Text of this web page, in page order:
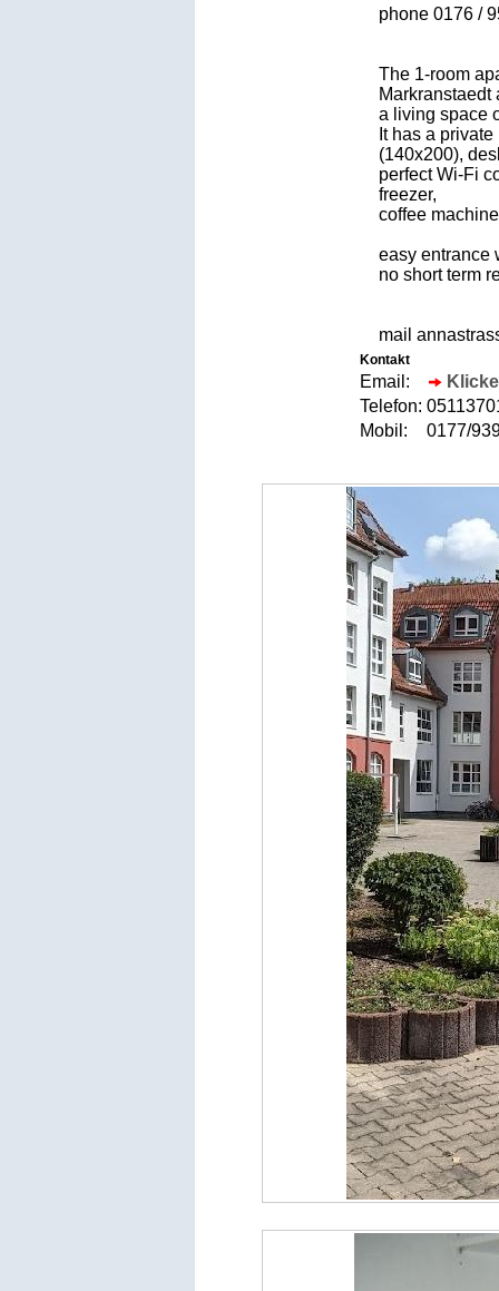
phone 0176 /
The 1-room
Markranstaedt
a living space
It has a
(140x200),
perfect Wi-Fi
freezer,
coffee
easy entrance
no short term
mail
Kontakt
Email:
Telefon:
Mobil:
0177/